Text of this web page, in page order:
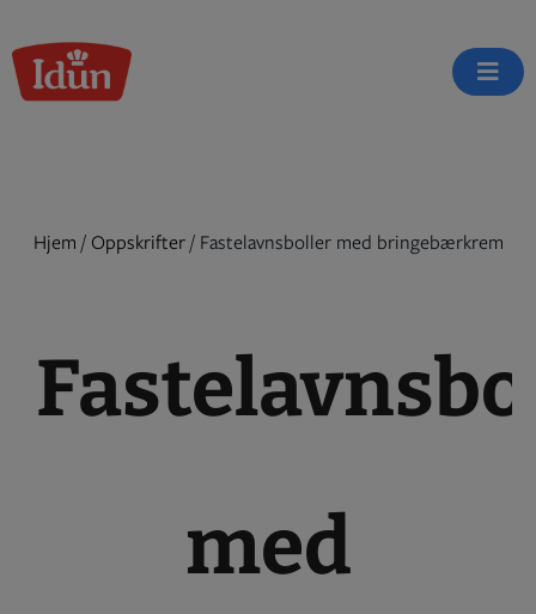
to
content
Hjem / Oppskrifter/ Fastelavnsboller med bringebærkrem
med